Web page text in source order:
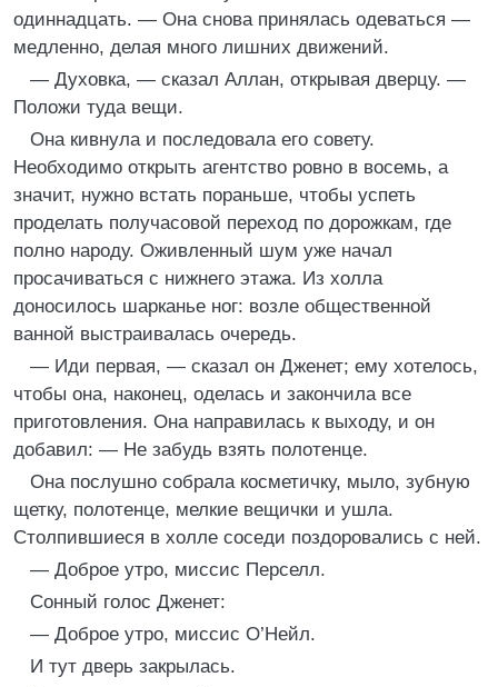
одиннадцать. — Она снова принялась одеваться —
медленно, делая много лишних движений.
— Духовка, — сказал Аллан, открывая дверцу. —
Положи туда вещи.
Она кивнула и последовала его совету.
Необходимо открыть агентство ровно в восемь, а
значит, нужно встать пораньше, чтобы успеть
проделать получасовой переход по дорожкам, где
полно народу. Оживленный шум уже начал
просачиваться с нижнего этажа. Из холла
доносилось шарканье ног: возле общественной
ванной выстраивалась очередь.
— Иди первая, — сказал он Дженет; ему хотелось,
чтобы она, наконец, оделась и закончила все
приготовления. Она направилась к выходу, и он
добавил: — Не забудь взять полотенце.
Она послушно собрала косметичку, мыло, зубную
щетку, полотенце, мелкие вещички и ушла.
Столпившиеся в холле соседи поздоровались с ней.
— Доброе утро, миссис Перселл.
Сонный голос Дженет:
— Доброе утро, миссис О’Нейл.
И тут дверь закрылась.